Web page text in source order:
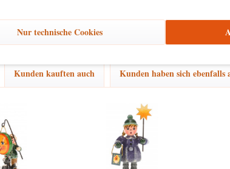
Kunden kauften auch Kunden haben sich ebenfalls
Nur technische Cookies